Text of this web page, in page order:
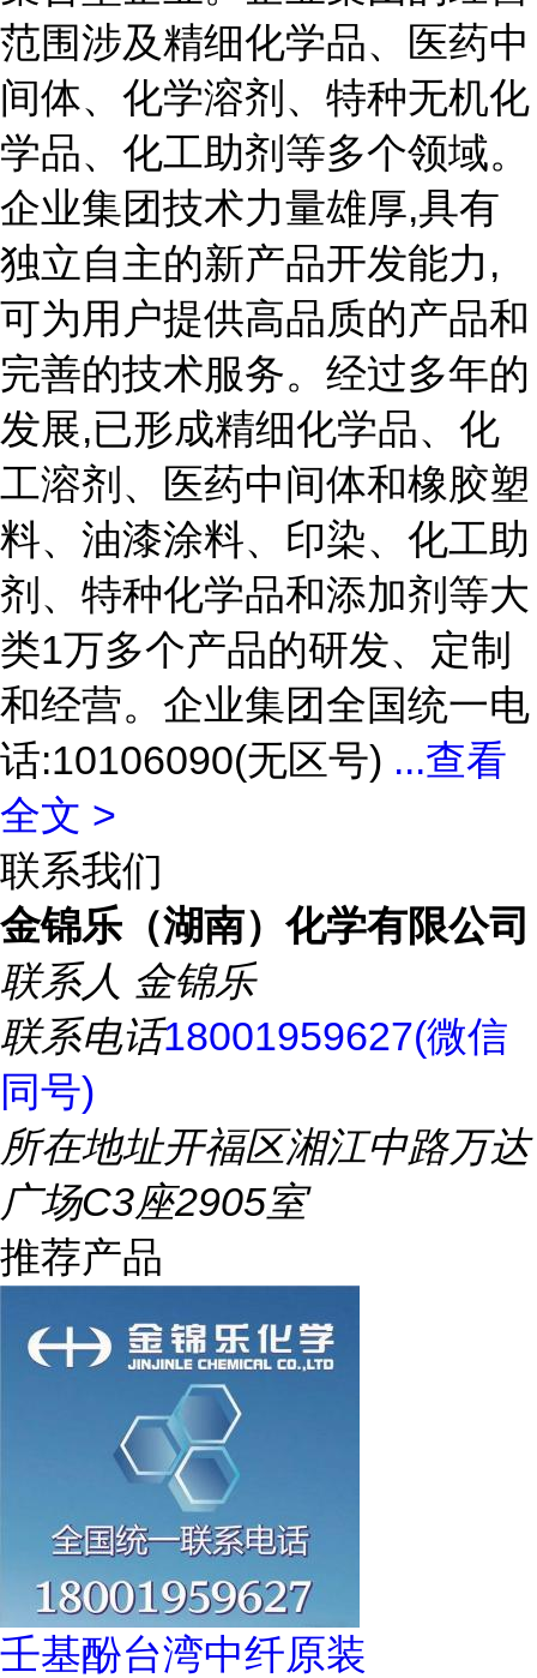
范围涉及精细化学品、医药中
间体、化学溶剂、特种无机化
学品、化工助剂等多个领域。
企业集团技术力量雄厚,具有
独立自主的新产品开发能力,
可为用户提供高品质的产品和
完善的技术服务。经过多年的
发展,已形成精细化学品、化
工溶剂、医药中间体和橡胶塑
料、油漆涂料、印染、化工助
剂、特种化学品和添加剂等大
类1万多个产品的研发、定制
和经营。企业集团全国统一电
话:10106090(无区号) ...查看
全文 >
联系我们
金锦乐（湖南）化学有限公司
联系人 金锦乐
联系电话18001959627(微信
同号)
所在地址开福区湘江中路万达
广场C3座2905室
推荐产品
壬基酚台湾中纤原装